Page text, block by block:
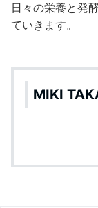
日々の栄養と発
ていきます。
MIKI